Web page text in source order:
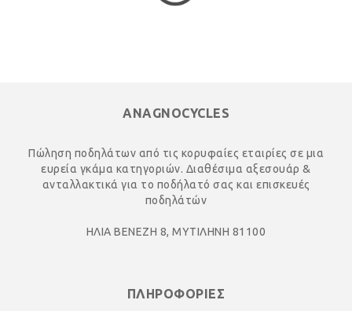
ANAGNOCYCLES
Πώληση ποδηλάτων από τις κορυφαίες εταιρίες σε μια
ευρεία γκάμα κατηγοριών. Διαθέσιμα αξεσουάρ &
ανταλλακτικά για το ποδήλατό σας και επισκευές
ποδηλάτών
ΗΛΙΑ ΒΕΝΕΖΗ 8, ΜΥΤΙΛΗΝΗ 81100
ΠΛΗΡΟΦΟΡΙΕΣ